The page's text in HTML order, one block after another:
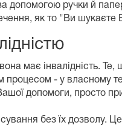
допомогою ручки й
як то "Ви
має інвалідність.
- у власному
допомоги, просто
без їх дозволу.